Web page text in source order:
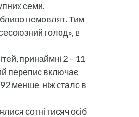
семи.
немовлят. Тим
голод», в
принаймні 2 – 11
перепис включає
менше, ніж стало в
сотні тисяч осіб